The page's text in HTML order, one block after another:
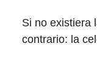
Si no existiera
contrario: la